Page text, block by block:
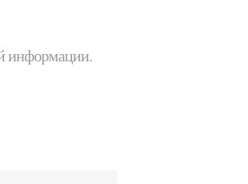
информации.